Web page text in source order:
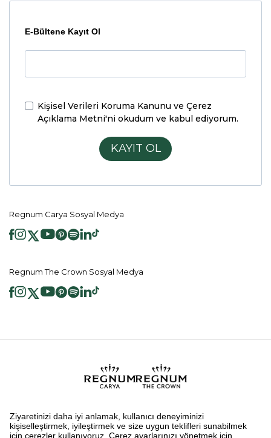
E-Bültene Kayıt Ol
Kişisel Verileri Koruma Kanunu ve Çerez
Açıklama Metni'ni okudum ve kabul ediyorum.
KAYIT OL
Regnum Carya Sosyal Medya
Regnum The Crown Sosyal Medya